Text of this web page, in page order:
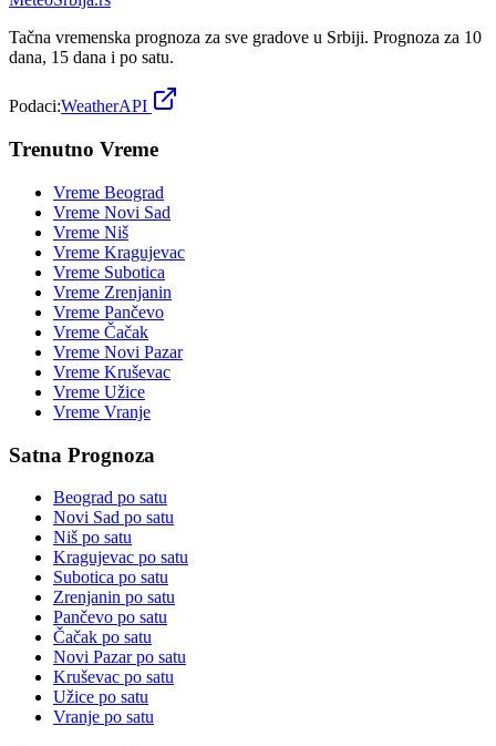
Tačna vremenska prognoza za sve gradove u Srbiji. Prognoza za 10
dana, 15 dana i po satu.
Podaci:WeatherAPI
Trenutno Vreme
Vreme Beograd
Vreme Novi Sad
Vreme Niš
Vreme Kragujevac
Vreme Subotica
Vreme Zrenjanin
Vreme Pančevo
Vreme Čačak
Vreme Novi Pazar
Vreme Kruševac
Vreme Užice
Vreme Vranje
Satna Prognoza
Beograd po satu
Novi Sad po satu
Niš po satu
Kragujevac po satu
Subotica po satu
Zrenjanin po satu
Pančevo po satu
Čačak po satu
Novi Pazarpo satu
Kruševac po satu
Užice po satu
Vranje po satu